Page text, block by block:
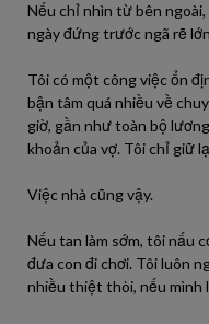
Nếu chỉ nhìn từ bên
ngày đứng trước ngã rẽ
Tôi có một công việc ổn
bận tâm quá nhiều về
giờ, gần như toàn bộ
khoản của vợ. Tôi chỉ giữ
Việc nhà cũng vậy.
Nếu tan làm sớm, tôi nấu
đưa con đi chơi. Tôi luôn
nhiều thiệt thòi, nếu mình